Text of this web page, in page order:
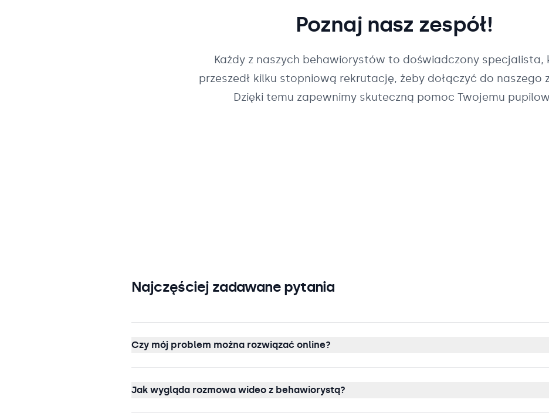
Poznaj nasz zespół!
Każdy z naszych behawiorystów to doświadczony specjalista,
przeszedł kilku stopniową rekrutację, żeby dołączyć do naszego
Dzięki temu zapewnimy skuteczną pomoc Twojemu
Najczęściej zadawane pytania
Czy mój problem można rozwiązać online?
Jak wygląda rozmowa wideo z behawiorystą?